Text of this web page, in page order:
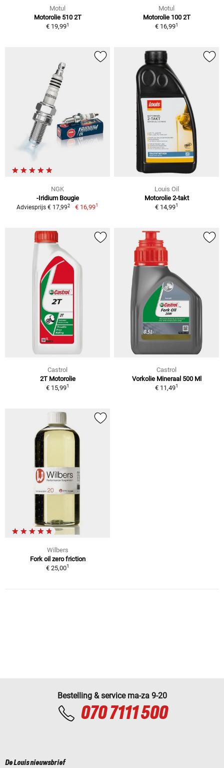
Motul
Motorolie 510 2T
€ 19,991
Motul
Motorolie 100 2T
€ 16,991
NGK
-Iridium Bougie
Adviesprijs € 17,992 € 16,991
Louis Oil
Motorolie 2-takt
€ 14,991
Castrol
2T Motorolie
€ 15,991
Castrol
Vorkolie Mineraal 500 Ml
€ 11,491
Wilbers
Fork oil zero friction
€ 25,001
Bestelling & service ma-za 9-20
070 7111 500
De Louis nieuwsbrief